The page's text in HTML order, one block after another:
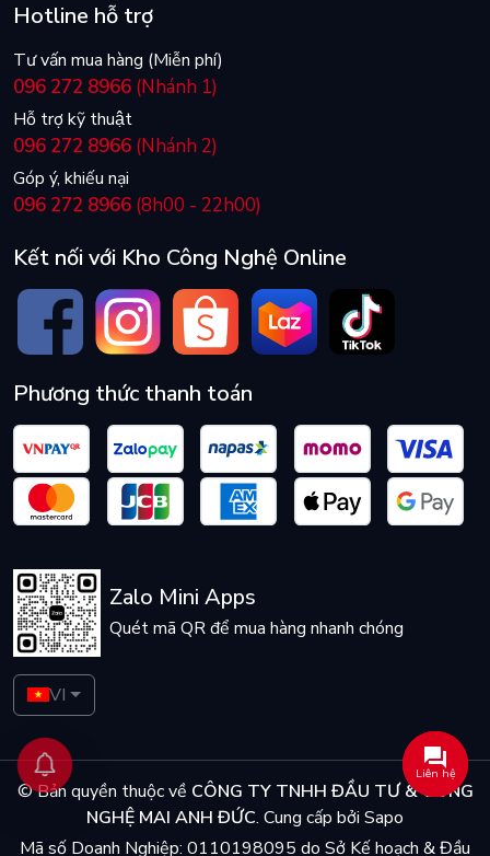
Hotline hỗ trợ
Tư vấn mua hàng (Miễn phí)
096 272 8966 (Nhánh 1)
Hỗ trợ kỹ thuật
096 272 8966 (Nhánh 2)
Góp ý, khiếu nại
096 272 8966 (8h00 - 22h00)
Kết nối với Kho Công Nghệ Online
Phương thức thanh toán
Zalo Mini Apps
Quét mã QR để mua hàng nhanh chóng
VI
© Bản quyền thuộc về CÔNG TY TNHH ĐẦU TƯ & CÔNG
NGHỆ MAI ANH ĐỨC. Cung cấp bởi Sapo
Mã số Doanh Nghiệp: 0110198095 do Sở Kế hoạch & Đầu
Liên hệ